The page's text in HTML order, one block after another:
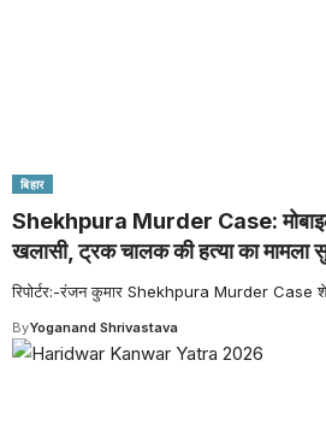
बिहार
Shekhpura Murder Case:
खलासी, ट्रक चालक की हत्या का मामला
रिपोर्टर:-रंजन कुमार Shekhpura Murder Case
ByYoganand Shrivastava